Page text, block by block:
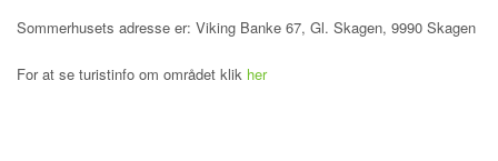
Sommerhusets adresse er: Viking Banke 67, Gl. Skagen, 9990 Skagen
For at se turistinfo om området klik her